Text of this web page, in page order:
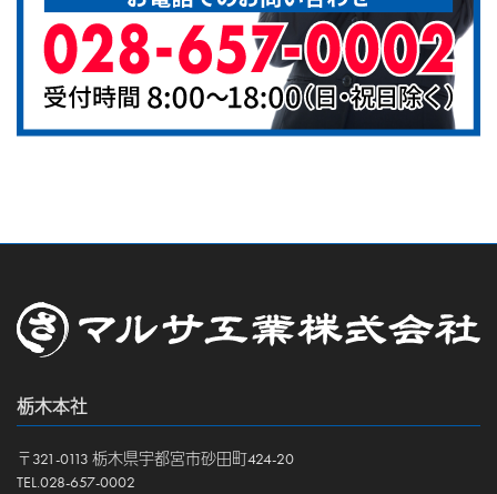
栃木本社
〒321-0113 栃木県宇都宮市砂田町424-20
TEL.028-657-0002